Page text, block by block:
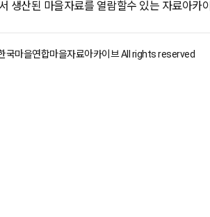
생산된 마을자료를 열람할수 있는 자료아카
국마을연합마을자료아카이브 All rights reserved